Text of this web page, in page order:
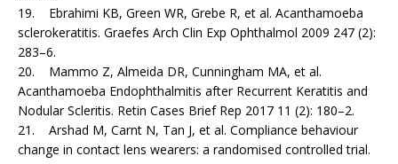
19. Ebrahimi KB, Green WR, Grebe R, et al. Acanthamoeba
sclerokeratitis. Graefes Arch Clin Exp Ophthalmol 2009 247 (2):
283–6.
20. Mammo Z, Almeida DR, Cunningham MA, et al.
Acanthamoeba Endophthalmitis after Recurrent Keratitis and
Nodular Scleritis. Retin Cases Brief Rep 2017 11 (2): 180–2.
21. Arshad M, Carnt N, Tan J, et al. Compliance behaviour
change in contact lens wearers: a randomised controlled trial.